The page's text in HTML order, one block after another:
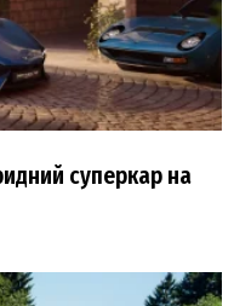
суперкар на